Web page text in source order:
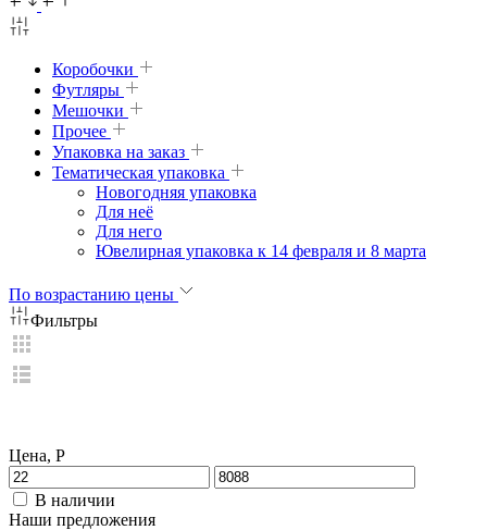
Коробочки
Футляры
Мешочки
Прочее
Упаковка на заказ
Тематическая упаковка
Новогодняя упаковка
Для неё
Для него
Ювелирная упаковка к 14 февраля и 8 марта
По возрастанию цены
Фильтры
Цена, Р
В наличии
Наши предложения